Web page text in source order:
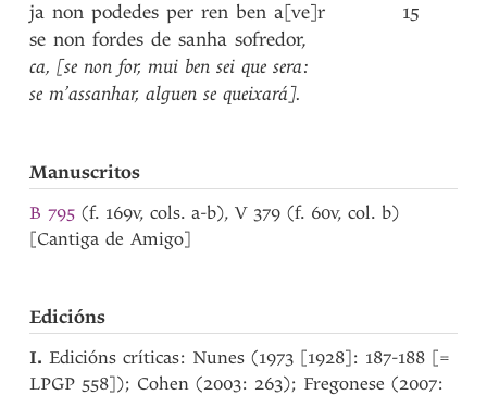
ja non podedes per ren ben a[ve]r
se non fordes de sanha sofredor,
ca, [se non for, mui ben sei que sera:
se m’assanhar, alguen se queixará].
15
Manuscritos
B 795 (f. 169v, cols. a-b), V 379 (f. 60v, col. b)
[Cantiga de Amigo]
Edicións
I.Edicións críticas: Nunes (1973 [1928]: 187-188 [=
LPGP 558]); Cohen (2003: 263); Fregonese (2007: